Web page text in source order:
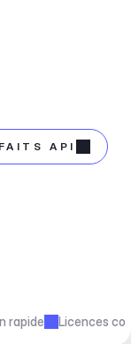
API
rapide Licences